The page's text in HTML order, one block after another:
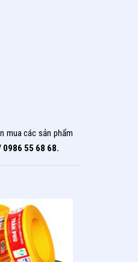
mua các sản phẩm
55 68 68.